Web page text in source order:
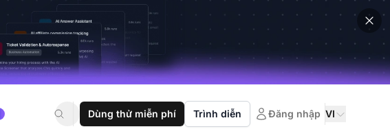
Dùng thử miễn phí Trình diễn Đăng nhập VI